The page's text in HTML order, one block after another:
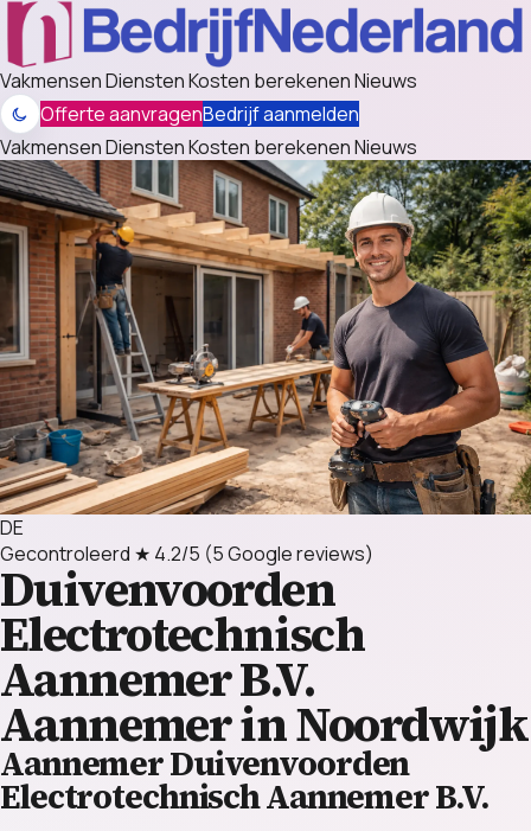
VakmensenDienstenKosten berekenenNieuws
Offerte aanvragenBedrijf aanmelden
VakmensenDienstenKosten berekenenNieuws
DE
Gecontroleerd ★ 4.2/5 (5 Google reviews)
Duivenvoorden
Electrotechnisch
Aannemer B.V.
Aannemer in Noordwijk
Aannemer Duivenvoorden
Electrotechnisch Aannemer B.V.